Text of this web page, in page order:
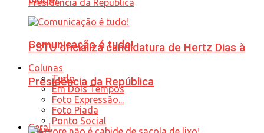
PSTU oficializa candidatura de Hertz Dias à
Presidência da República
Geral
Comunicação é tudo!
Colunas
Tudo
Em Dois Tempos
Foto Expressão...
Foto Piada
Ponto Social